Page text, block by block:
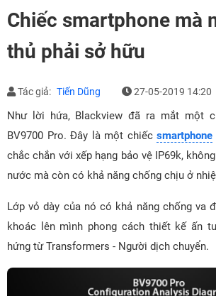
Chiếc smartphone mà
thủ phải sở hữu
Tác giả: Tiến Dũng 27-05-2019 14:20
Như lời hứa, Blackview đã ra mắt một
BV9700 Pro. Đây là một chiếcsmartphone
chắc chắn với xếp hạng bảo vệ IP69k,
nước mà còn có khả năng chống chịu ở
Lớp vỏ dày của nó có khả năng chống va
khoác lên mình phong cách thiết kế ấn
hứng từ Transformers - Người dịch chuyển.